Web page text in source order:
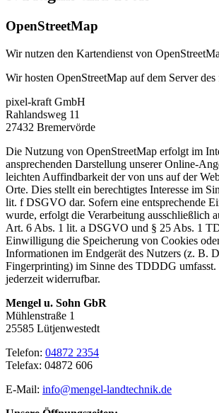
OpenStreetMap
Wir nutzen den Kartendienst von
Wir hosten OpenStreetMap auf dem Server
pixel-kraft GmbH
Rahlandsweg 11
27432 Bremervörde
Die Nutzung von OpenStreetMap erfolgt im
ansprechenden Darstellung unserer Online-
leichten Auffindbarkeit der von uns auf der
Orte. Dies stellt ein berechtigtes Interesse im
lit. f DSGVO dar. Sofern eine entsprechende
wurde, erfolgt die Verarbeitung ausschließlich
Art. 6 Abs. 1 lit. a DSGVO und § 25 Abs. 1
Einwilligung die Speicherung von Cookies
Informationen im Endgerät des Nutzers (z. B.
Fingerprinting) im Sinne des TDDDG
jederzeit widerrufbar.
Mengel u. Sohn GbR
Mühlenstraße 1
25585 Lütjenwestedt
Telefon: 04872 2354
Telefax: 04872 606
E-Mail: info@mengel-landtechnik.de